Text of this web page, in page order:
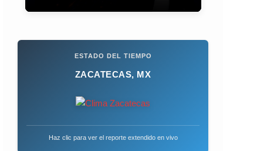
ESTADO DEL TIEMPO
ZACATECAS, MX
Haz clic para ver el reporte extendido en vivo